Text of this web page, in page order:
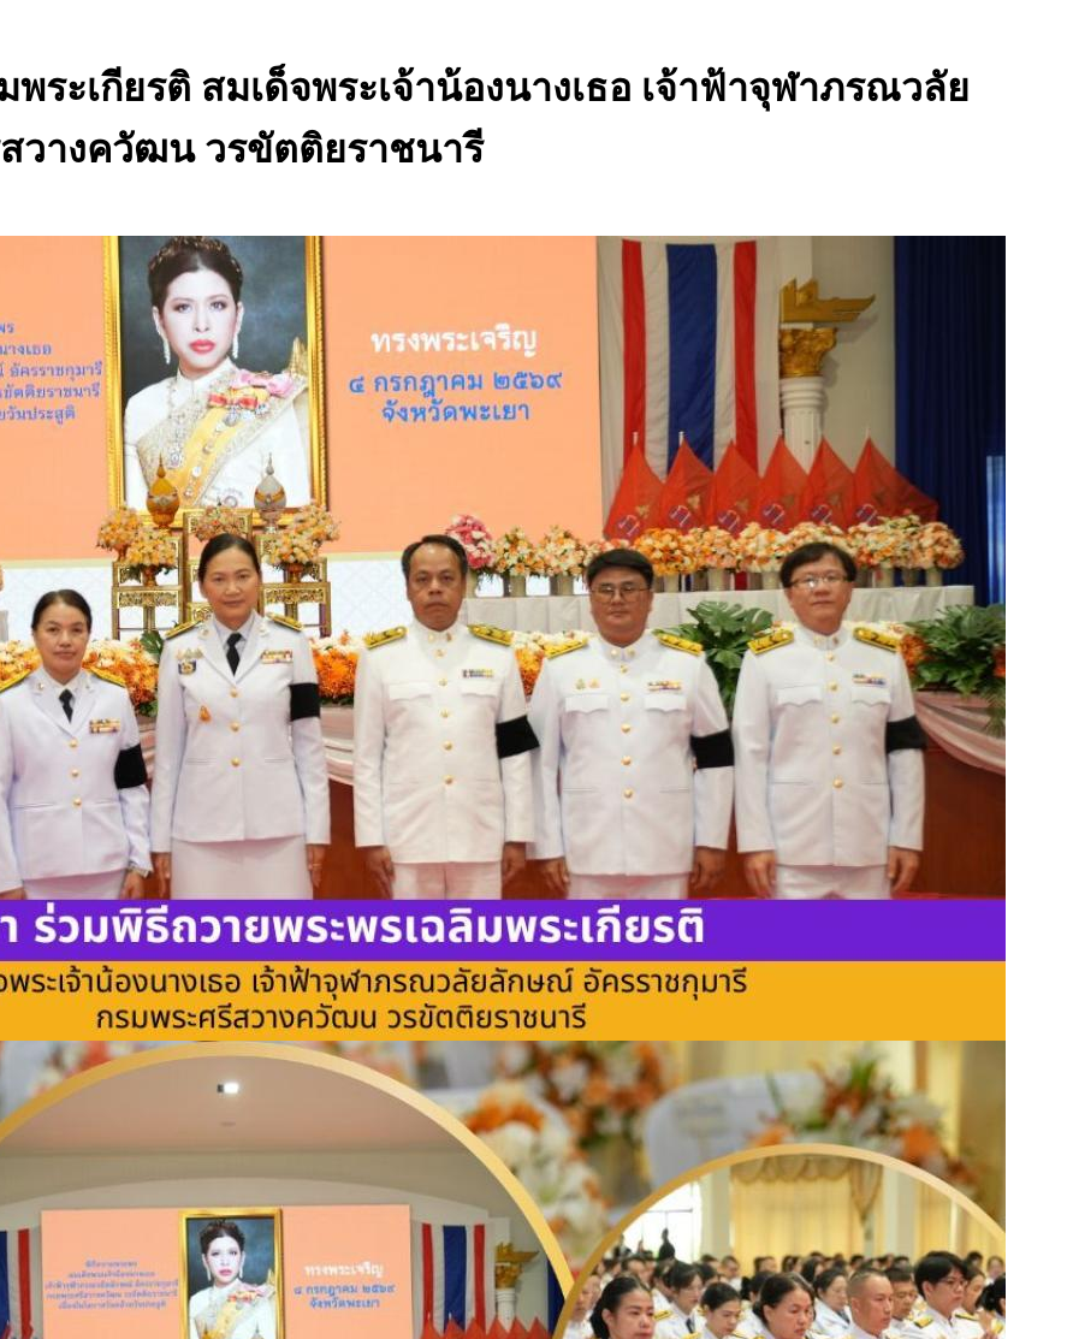
ระเกียรติ สมเด็จพระเจ้าน้องนางเธอ เจ้าฟ้าจุฬาภรณวลัย
วางควัฒน วรขัตติยราชนารี